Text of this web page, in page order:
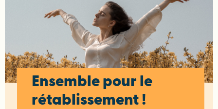
Ensemble pour le
rétablissement !